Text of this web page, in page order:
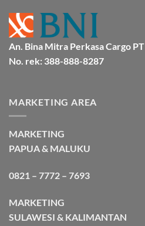
An. Bina Mitra Perkasa Cargo PT
No. rek: 388-888-8287
MARKETING AREA
MARKETING
PAPUA & MALUKU
0821 – 7772 – 7693
MARKETING
SULAWESI & KALIMANTAN